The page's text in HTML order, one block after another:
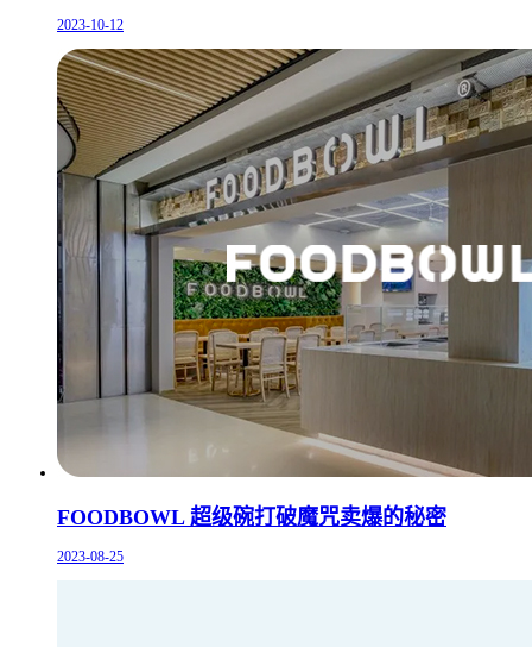
2023-10-12
FOODBOWL 超级碗打破魔咒卖爆的秘密
2023-08-25